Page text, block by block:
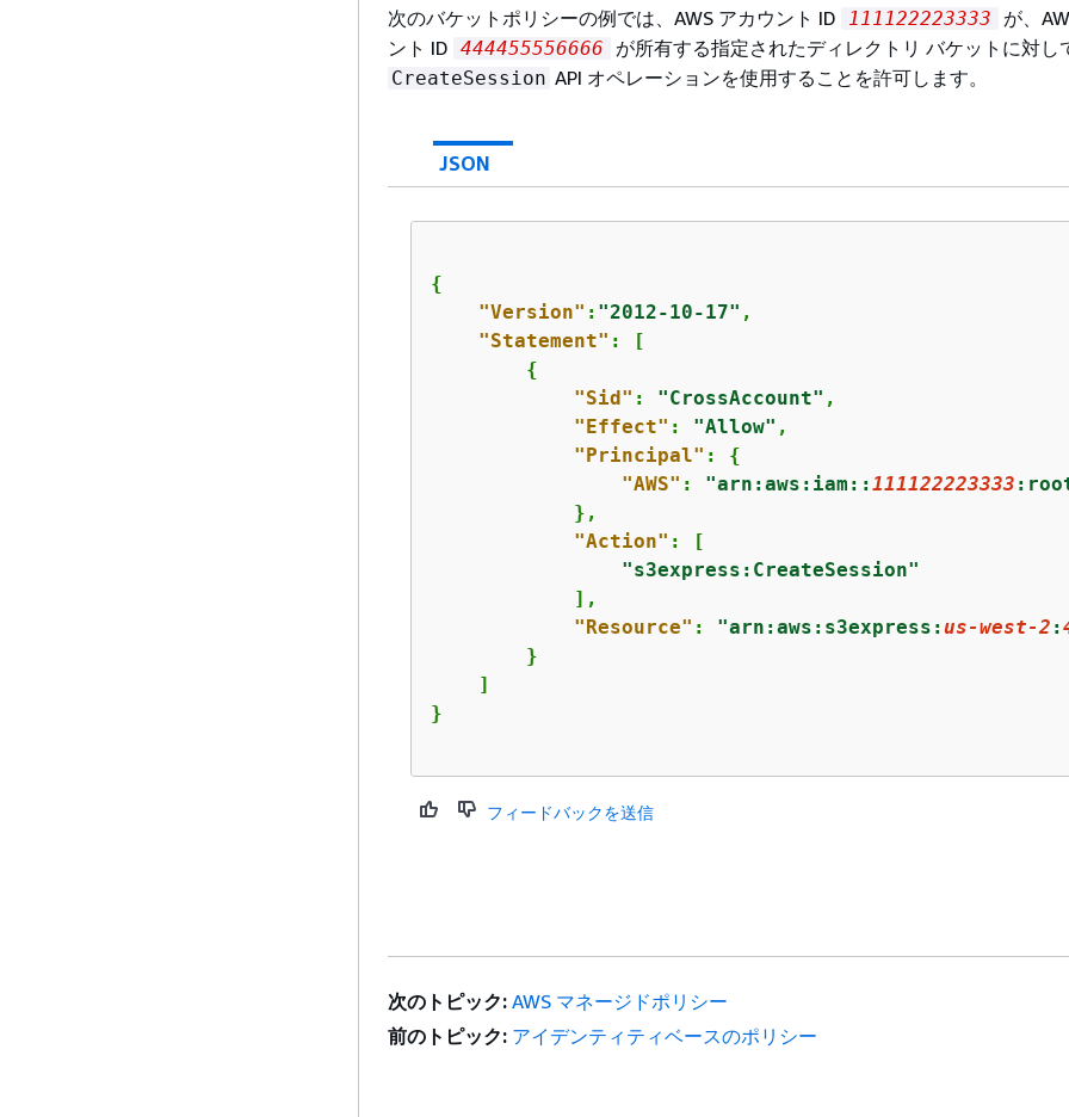
次のバケットポリシーの例では、AWS アカウント ID
111122223333
が、
ント ID 444455556666 が所有する指定されたディレクトリ バケットに対し
CreateSession API オペレーションを使用することを許可します。
JSON
{
"Version" : "2012-10-17" ,
"Statement" : [
{
"Sid" : "CrossAccount" ,
"Effect" : "Allow" ,
"Principal" : {
"AWS" : "arn:aws:iam::111122223333
            },
"Action" : [
"s3express:CreateSession"
            ],
"Resource" : "arn:aws:s3express:us-west-2 :
        }
    ]
フィードバックを送信
次のトピック: AWS マネージドポリシー
前のトピック: アイデンティティベースのポリシー